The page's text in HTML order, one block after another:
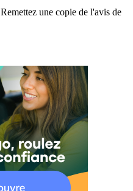
Remettez une copie de l'avis de